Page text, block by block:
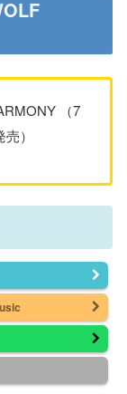
（7
）